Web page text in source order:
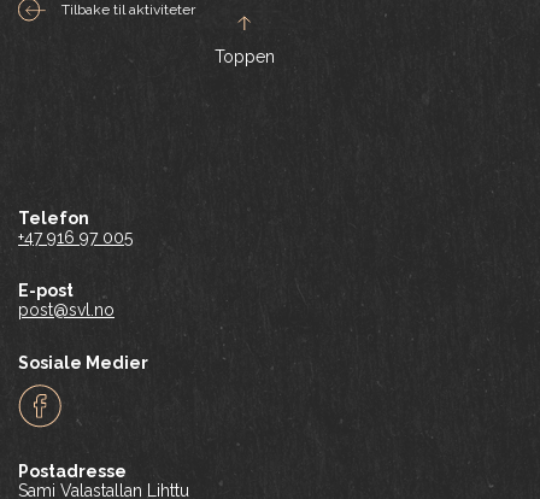
Tilbake til aktiviteter
Toppen
Telefon
+47 916 97 005
E-post
post@svl.no
Sosiale Medier
Postadresse
Sami Valastallan Lihttu